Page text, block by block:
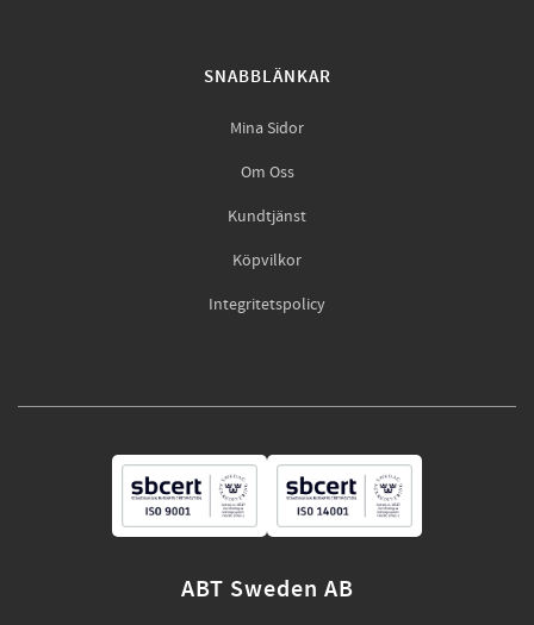
SNABBLÄNKAR
Mina Sidor
Om Oss
Kundtjänst
Köpvilkor
Integritetspolicy
ABT Sweden AB